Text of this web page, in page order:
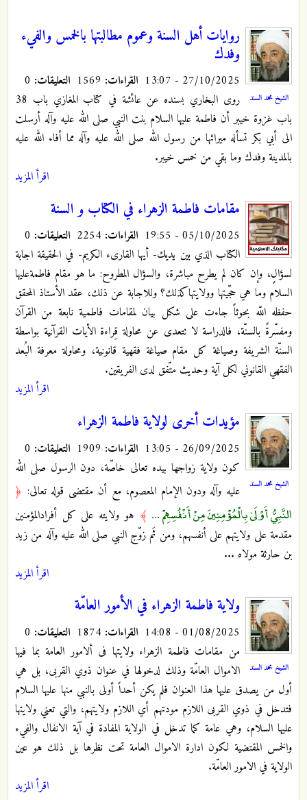
الشيخ محمد السند
روايات أهل السنة وعموم مطالبتها بالخمس والفيء
وفدك
27/10/2025 - 13:07 القراءات: التعليقات:
روى البخاري بسنده عن عائشة في كتاب المغازي باب 38
باب غزوة خيبر أن فاطمة عليها السلام بنت النبي صلى الله عليه وآله أرسلت
الى أبي بكر تسأله ميراثها من رسول الله صلى الله عليه وآله مما أفاء الله عليه
بالمدينة وفدك وما بقي من خمس خيبر.
اقرأ المزيد
مقامات فاطمة الزهراء في الكتاب و السنة
05/10/2025 - 19:55 القراءات: التعليقات:
الكتاب الذي بين يديك- أيها القارىء الكريم- في الحقيقة اجابة
لسؤالٍ، وإن كان لم يطرح مباشرة، والسؤال المطروح: ما هو مقام فاطمةعليها
السلام وما هي حجّيتها وولايتهاكذلك؟ وللاجابة عن ذلك، عقد الأستاذ المحقق
حفظه اللّه بحوثاً جاءت على شكل بيان لمقامات فاطمية نابعة من القرآن
ومفسّرةً بالسنّة، فالدراسة لا تتعدى عن محاولة قِراءة الأيات القرآنية بواسطة
السنّة الشريفة وصياغة كل مقام صياغة فقهية قانونية، ومحاولة معرفة البُعد
الفقهي القانوني لكل آية وحديث متّفق لدى الفريقين.
اقرأ المزيد
الشيخ محمد السند
مؤيدات أخرى لولاية فاطمة الزهراء
26/09/2025 - 13:05 القراءات: التعليقات:
كون ولاية زواجها بيده تعالى خاصّة، دون الرسول صلى الله
عليه وآله ودون الإمام المعصوم، مع أن مقتضى قوله تعالى: ﴿
النَّبِيُّ أَوْلَىٰ بِالْمُؤْمِنِينَ مِنْ أَنْفُسِهِمْ ... ﴾ هو ولايته على كل أفرادالمؤمنين
مقدمة على ولايتهم على أنفسهم، ومن ثَم زوّج النبي صلى الله عليه وآله من زيد
بن حارثة مولاه ...
اقرأ المزيد
الشيخ محمد السند
ولاية فاطمة الزهراء في الأمور العامّة
01/08/2025 - 14:08 القراءات: التعليقات:
من مقامات فاطمة الزهراء ولايتها فى ألامور العامة بما فيها
الاموال العامّة وذلك لدخولها في عنوان ذوي القربى، بل هي
أول من يصدق عليها هذا العنوان فلم يكن أحداً أولى بالنبي منها عليها السلام
فتدخل في ذوي القربى اللازم مودتهم أي اللازم ولايتهم، والتي تعني ولايتها
عليها السلام، وهي عامة كما تدخل في الولاية المفادة في آية الانفال والفيء
والخمس المقتضية لكون ادارة الاموال العامة تحت نظرها بل ذلك هو عين
الولاية في الامور العامّة.
اقرأ المزيد